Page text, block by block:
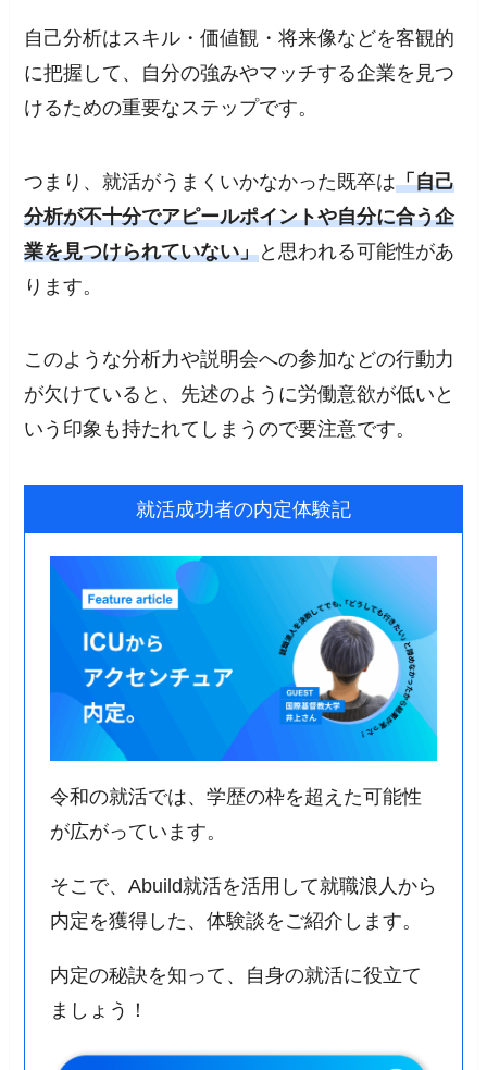
自己分析はスキル・価値観・将来像などを客観的
に把握して、自分の強みやマッチする企業を見つ
けるための重要なステップです。
つまり、就活がうまくいかなかった既卒は「自己
分析が不十分でアピールポイントや自分に合う企
業を見つけられていない」と思われる可能性があ
ります。
このような分析力や説明会への参加などの行動力
が欠けていると、先述のように労働意欲が低いと
いう印象も持たれてしまうので要注意です。
就活成功者の内定体験記
令和の就活では、学歴の枠を超えた可能性
が広がっています。
そこで、Abuild就活を活用して就職浪人から
内定を獲得した、体験談をご紹介します。
内定の秘訣を知って、自身の就活に役立て
ましょう！